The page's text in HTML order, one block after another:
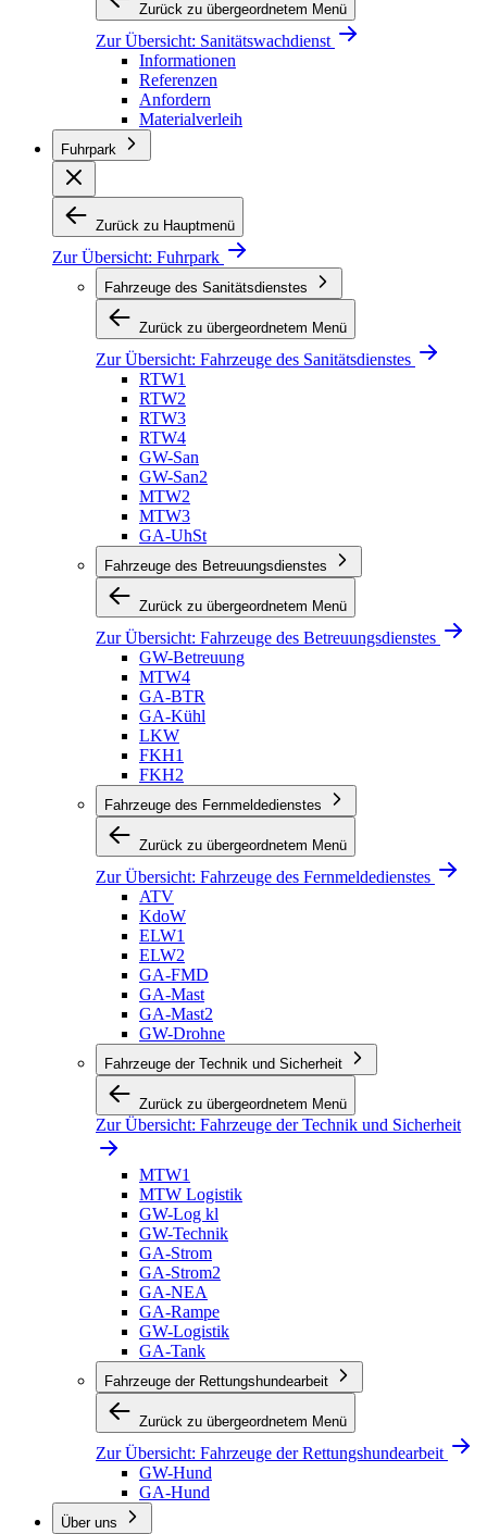
Zurück zu übergeordnetem Menü
Zur Übersicht: Sanitätswachdienst
Informationen
Referenzen
Anfordern
Materialverleih
Fuhrpark
Zurück zu Hauptmenü
Zur Übersicht: Fuhrpark
Fahrzeuge des Sanitätsdienstes
Zurück zu übergeordnetem Menü
Zur Übersicht: Fahrzeuge des Sanitätsdienstes
RTW1
RTW2
RTW3
RTW4
GW-San
GW-San2
MTW2
MTW3
GA-UhSt
Fahrzeuge des Betreuungsdienstes
Zurück zu übergeordnetem Menü
Zur Übersicht: Fahrzeuge des Betreuungsdienstes
GW-Betreuung
MTW4
GA-BTR
GA-Kühl
LKW
FKH1
FKH2
Fahrzeuge des Fernmeldedienstes
Zurück zu übergeordnetem Menü
Zur Übersicht: Fahrzeuge des Fernmeldedienstes
ATV
KdoW
ELW1
ELW2
GA-FMD
GA-Mast
GA-Mast2
GW-Drohne
Fahrzeuge der Technik und Sicherheit
Zurück zu übergeordnetem Menü
Zur Übersicht: Fahrzeuge der Technik und Sicherheit
MTW1
MTW Logistik
GW-Log kl
GW-Technik
GA-Strom
GA-Strom2
GA-NEA
GA-Rampe
GW-Logistik
GA-Tank
Fahrzeuge der Rettungshundearbeit
Zurück zu übergeordnetem Menü
Zur Übersicht: Fahrzeuge der Rettungshundearbeit
GW-Hund
GA-Hund
Über uns